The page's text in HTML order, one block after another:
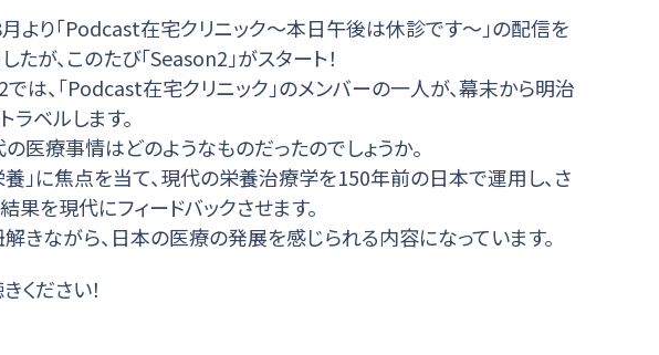
より「Podcast在宅クリニック～本日午後は休診です～」の配信を
たが、このたび「Season2」がスタート！
は、「Podcast在宅クリニック」のメンバーの一人が、幕末から明治
ラベルします。
医療事情はどのようなものだったのでしょうか。
養」に焦点を当て、現代の栄養治療学を150年前の日本で運用し、さ
果を現代にフィードバックさせます。
きながら、日本の医療の発展を感じられる内容になっています。
ください！